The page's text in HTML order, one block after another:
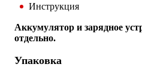
Инструкция
Аккумулятор и зарядное
отдельно.
Упаковка